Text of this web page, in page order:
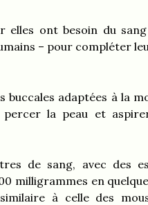
elles ont besoin du
– pour compléter
buccales adaptées à la
percer la peau et
de sang, avec des
milligrammes en
à celle des